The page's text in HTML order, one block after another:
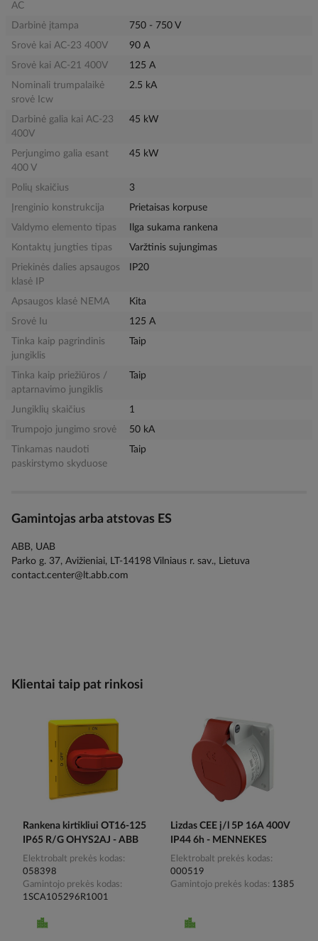
AC
Darbinė įtampa
750 - 750 V
Srovė kai AC-23 400V
90 A
Srovė kai AC-21 400V
125 A
Nominali trumpalaikė
srovė Icw
2.5 kA
Darbinė galia kai AC-23
400V
45 kW
Perjungimo galia esant
400 V
45 kW
Polių skaičius
3
Įrenginio konstrukcija
Prietaisas korpuse
Valdymo elemento tipas
Ilga sukama rankena
Kontaktų jungties tipas
Varžtinis sujungimas
Priekinės dalies apsaugos
klasė IP
IP20
Apsaugos klasė NEMA
Kita
Srovė Iu
125 A
Tinka kaip pagrindinis
jungiklis
Taip
Tinka kaip priežiūros /
aptarnavimo jungiklis
Taip
Jungiklių skaičius
1
Trumpojo jungimo srovė
50 kA
Tinkamas naudoti
paskirstymo skyduose
Taip
Gamintojas arba atstovas ES
ABB, UAB
Parko g. 37, Avižieniai, LT-14198 Vilniaus r. sav., Lietuva
contact.center@lt.abb.com
Klientai taip pat rinkosi
Rankena kirtikliui OT16-125
IP65 R/G OHYS2AJ - ABB
Elektrobalt prekės kodas
058398
Gamintojo prekės kodas
1SCA105296R1001
Lizdas CEE į/l 5P 16A 400V
IP44 6h - MENNEKES
Elektrobalt prekės kodas
000519
Gamintojo prekės kodas
1385